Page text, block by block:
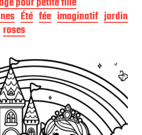
Été fée imaginatif jardin
roses